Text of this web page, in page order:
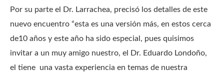
Por su parte el Dr. Larrachea, precisó los detalles de este
nuevo encuentro “esta es una versión más, en estos cerca
de10 años y este año ha sido especial, pues quisimos
invitar a un muy amigo nuestro, el Dr. Eduardo Londoño,
el tiene una vasta experiencia en temas de nuestra